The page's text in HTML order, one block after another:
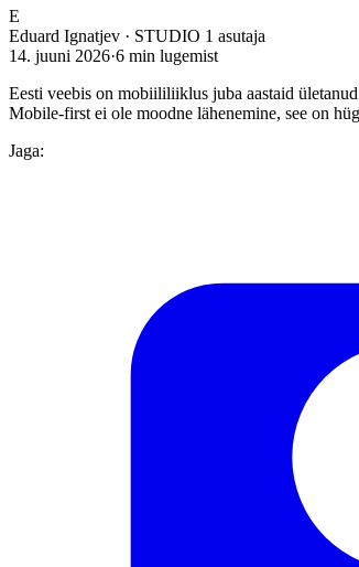
E
Eduard Ignatjev · STUDIO 1 asutaja
14. juuni 2026·6 min lugemist
Eesti veebis on mobiililiiklus juba aastaid
Mobile-first ei ole moodne lähenemine, see on
Jaga: